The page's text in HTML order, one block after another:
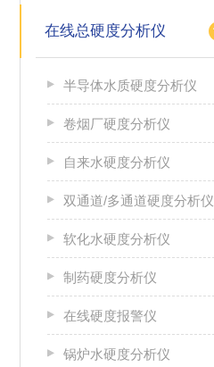
在线总硬度分析仪
半导体水质硬度分析仪
卷烟厂硬度分析仪
自来水硬度分析仪
双通道/多通道硬度分析仪
软化水硬度分析仪
制药硬度分析仪
在线硬度报警仪
锅炉水硬度分析仪